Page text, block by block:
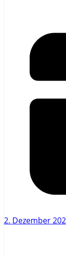
2. Dezember